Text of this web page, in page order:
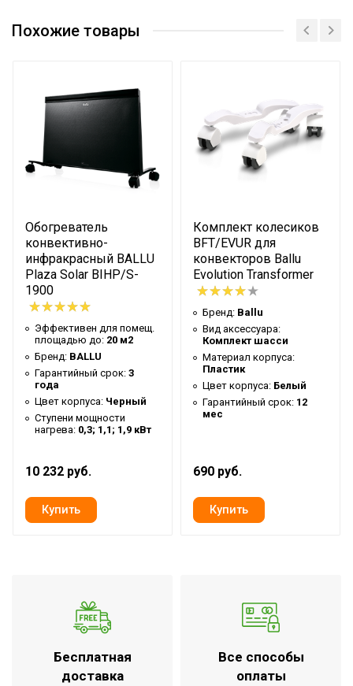
площадью до
Цвет корпуса
Ступени мощности
нагрева
1,50 кВт,1,50 кВт
Макс. потребляемая
нагрева
2
Защита от перегрева
Да
Класс
пылевлагозащищенности
IP24
Аварийное отключение
при сильном наклоне или
опрокидывании
Система самодиагностики
неисправности
Нет
элемента
нагревательный
элемент
Кабель для подключения
(крепления)
Сетевой кабель с вилкой
Напряжение
электропитания
Сертификат
Похожие товары
Обогреватель
конвективно-
инфракрасный BALLU
Plaza Solar BIHP/S-
1900
Эффективен для помещ.
площадью до: 20 м2
Бренд: BALLU
Гарантийный срок: 3
года
Цвет корпуса: Черный
Ступени мощности
нагрева: 0,3; 1,1; 1,9 кВт
10 232 руб.
Комплект колесиков
BFT/EVUR для
конвекторов Ballu
Evolution Transformer
Бренд: Ballu
Вид аксессуара:
Комплект шасси
Материал корпуса:
Пластик
Цвет корпуса: Белый
Гарантийный срок: 12
мес
690 руб.
Бесплатная
доставка
Все способы
оплаты